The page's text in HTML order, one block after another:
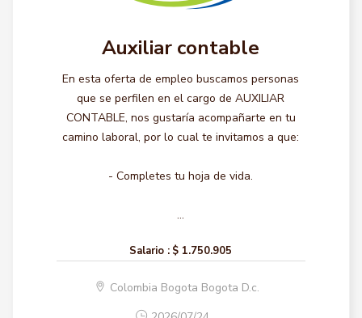
Auxiliar contable
En esta oferta de empleo buscamos personas
que se perfilen en el cargo de AUXILIAR
CONTABLE, nos gustaría acompañarte en tu
camino laboral, por lo cual te invitamos a que:
- Completes tu hoja de vida.
...
Salario : $ 1.750.905
Colombia Bogota Bogota D.c.